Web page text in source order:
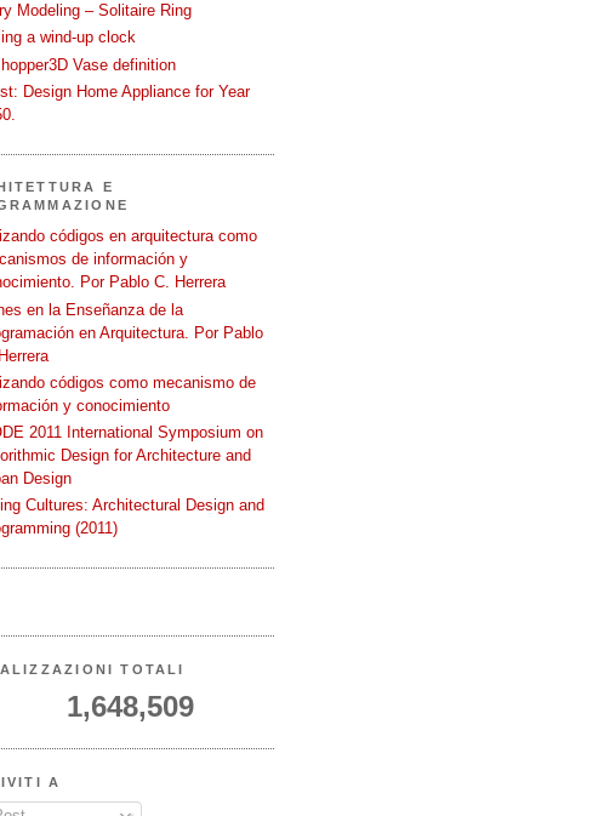
Modeling – Solitaire Ring
a wind-up clock
Vase definition
Design Home Appliance for Year
E
códigos en arquitectura como
de información y
Por Pablo C. Herrera
en la Enseñanza de la
en Arquitectura. Por Pablo
códigos como mecanismo de
y conocimiento
2011 International Symposium on
Design for Architecture and
Design
Cultures: Architectural Design and
(2011)
TOTALI
1,648,509
A